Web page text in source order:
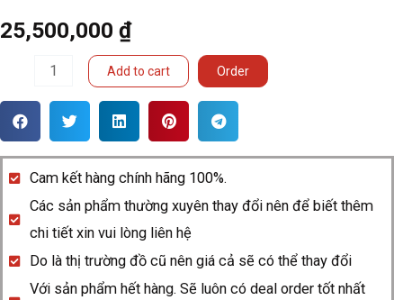
25,500,000 ₫
Gucci
YA163501
30mm
Viền
vuông
Add to cart Order
Cam kết hàng chính hãng 100%.
Các sản phẩm thường xuyên thay đổi nên để biết thêm
chi tiết xin vui lòng liên hệ
Do là thị trường đồ cũ nên giá cả sẽ có thể thay đổi
Với sản phẩm hết hàng. Sẽ luôn có deal order tốt nhất